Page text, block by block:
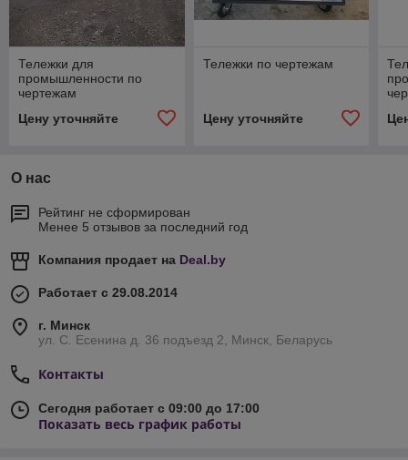
Тележки для
промышленности по
чертежам
Цену уточняйте
Тележки по чертежам
Цену уточняйте
О нас
Рейтинг не сформирован
Менее 5 отзывов за последний год
Компания продает на Deal.by
Работает с 29.08.2014
г. Минск
ул. С. Есенина д. 36 подъезд 2, Минск, Беларусь
Контакты
Сегодня работает с 09:00 до 17:00
Показать весь график работы